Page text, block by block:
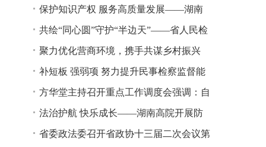
回税款损失48.2亿元
保护知识产权 服务高质量发展——湖南
省公安厅公布打击侵犯知识产权犯罪10起
典型案例
共绘“同心圆”守护“半边天”——省人民检
察院、省妇联共同主办检察开放日活动
聚力优化营商环境，携手共谋乡村振兴
—— 省法院驻大坪村工作队、村“两委”干
部赴企参观学习调研
补短板 强弱项 努力提升民事检察监督能
力
方华堂主持召开重点工作调度会强调：自
我加压 砥砺奋进 推动工作更有成效 更加
出彩
法治护航 快乐成长——湖南高院开展防
欺凌、防性侵公益普法宣讲
省委政法委召开省政协十三届二次会议第